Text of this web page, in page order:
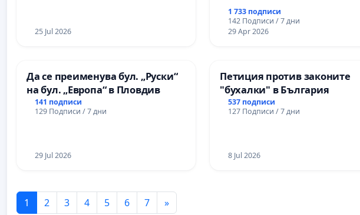
25 Jul 2026
1 733 подписи
142 Подписи / 7 дни
29 Apr 2026
Да се преименува бул. „Руски“
на бул. „Европа“ в Пловдив
141 подписи
129 Подписи / 7 дни
29 Jul 2026
Петиция против законите
"бухалки" в България
537 подписи
127 Подписи / 7 дни
8 Jul 2026
1 2 3 4 5 6 7 »